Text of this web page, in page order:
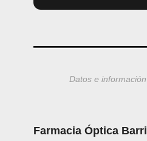
Datos e
Farmacia Óptica